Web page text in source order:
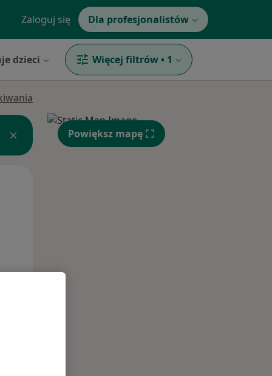
Zaloguj się Dla profesjonalistów
dzieci Więcej filtrów • 1
Powiększ mapę